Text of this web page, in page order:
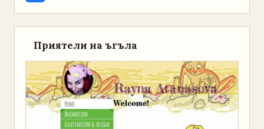
Приятели на ъгъла